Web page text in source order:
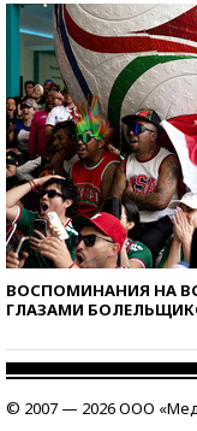
ВОСПОМИНАНИЯ НА
ГЛАЗАМИ
© 2007 — 2026 ООО